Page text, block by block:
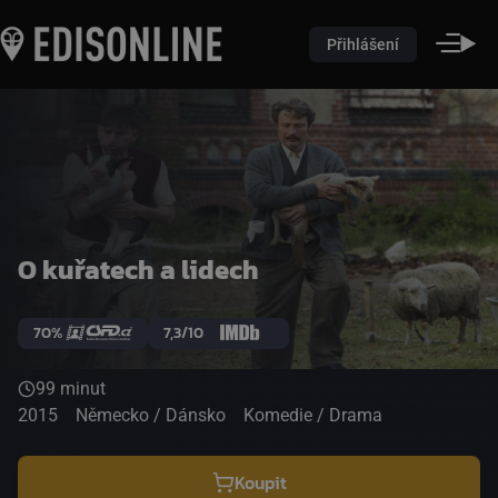
Přihlášení
O kuřatech a lidech
70% 7,3/10
99 minut
2015
Německo / Dánsko Komedie / Drama
Koupit